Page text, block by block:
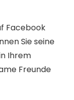
Facebook
Sie seine
Ihrem
Freunde